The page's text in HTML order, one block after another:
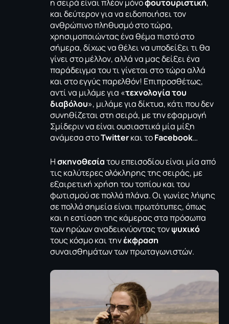
η σειρά είναι πλέον μόνοφουτουριστική,
και δεύτερον για να ειδοποιήσει τον
ανθρώπινο πληθυσμό στο τώρα,
χρησιμοποιώντας ένα θέμα πιστό στο
σήμερα, δίχως να θέλει να υποδείξει τι θα
γίνει στο μέλλον, αλλά να μας δείξει ένα
παράδειγμα του τι γίνεται στο τώρα αλλά
και στο εγγύς παρελθόν! Επιπροσθέτως,
αντί να μιλάμε για «τεχνολογία του
διαβόλου», μιλάμε για δίκτυα, κάτι που δεν
συνηθίζεται στη σειρά, με την εφαρμογή
Σμίδεριν να είναι ουσιαστικά μία μίξη
ανάμεσα στοTwitterκαι τοFacebook…
Ησκηνοθεσίατου επεισοδίου είναι μία από
τις καλύτερες ολόκληρης της σειράς, με
εξαιρετική χρήση του τοπίου και του
φωτισμού σε πολλά πλάνα. Οι γωνίες λήψης
σε πολλά σημεία είναι πρωτότυπες, όπως
και η εστίαση της κάμερας στα πρόσωπα
των ηρώων αναδεικνύοντας τονψυχικό
τους κόσμο και τηνέκφραση
συναισθημάτων των πρωταγωνιστών.